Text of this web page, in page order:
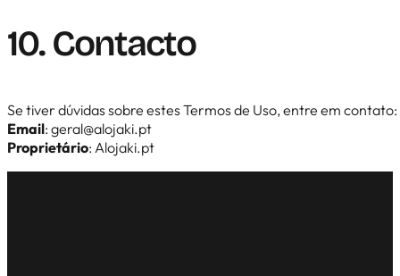
10. Contacto
Se tiver dúvidas sobre estes Termos de Uso, entre em contato:
Email: geral@alojaki.pt
Proprietário: Alojaki.pt